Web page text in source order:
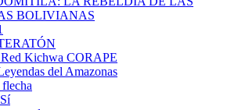
BOLIVIANAS
Kichwa CORAPE
del Amazonas